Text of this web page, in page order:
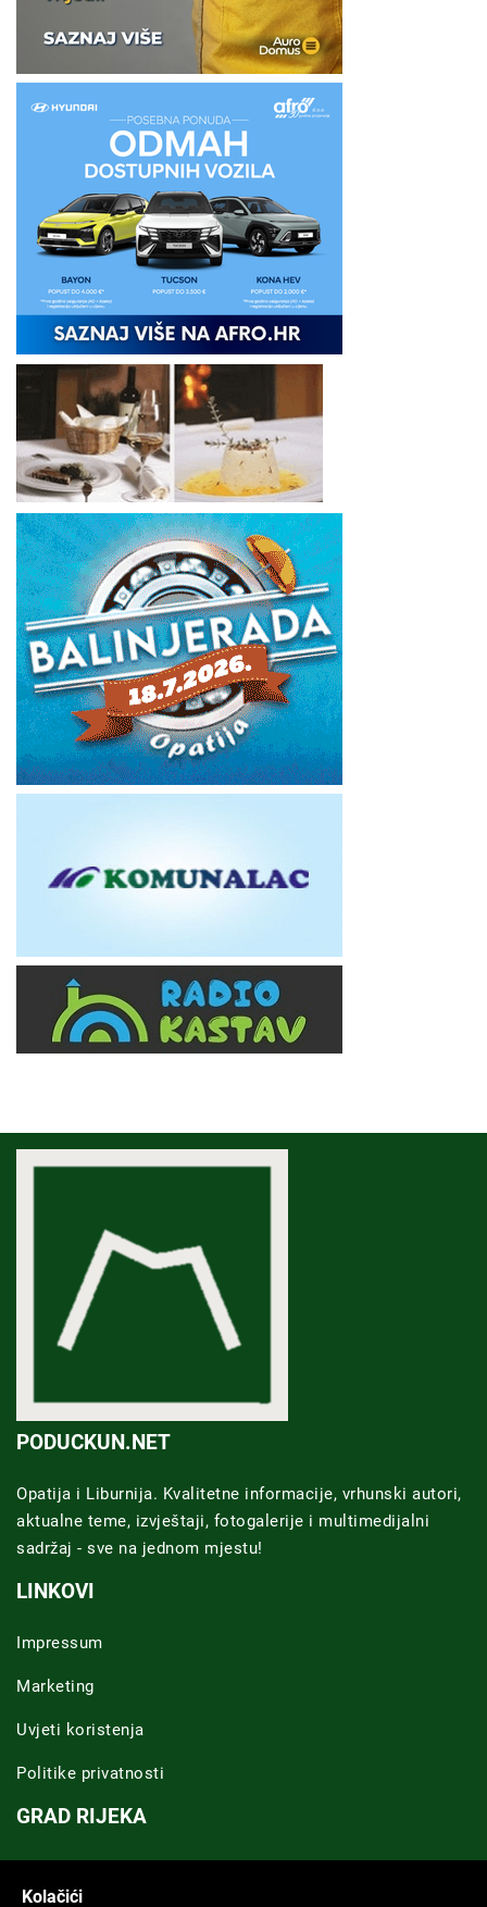
PODUCKUN.NET
Opatija i Liburnija. Kvalitetne informacije, vrhunski autori,
aktualne teme, izvještaji, fotogalerije i multimedijalni
sadržaj - sve na jednom mjestu!
LINKOVI
Impressum
Marketing
Uvjeti koristenja
Politike privatnosti
GRAD RIJEKA
Kolačići